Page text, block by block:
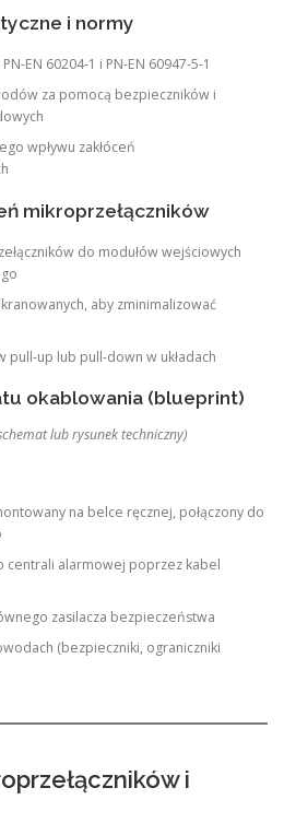
i normy
EN 60204-1 i PN-EN 60947-5-1
za pomocą bezpieczników i
wpływu zakłóceń
mikroprzełączników
do modułów wejściowych
aby zminimalizować
pull-up lub pull-down w układach
okablowania (blueprint)
lub rysunek techniczny)
na belce ręcznej, połączony do
centrali alarmowej poprzez kabel
zasilacza bezpieczeństwa
(bezpieczniki, ograniczniki
i